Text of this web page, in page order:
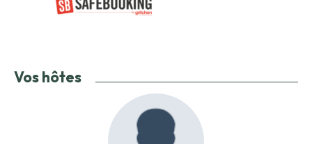
Vos hôtes